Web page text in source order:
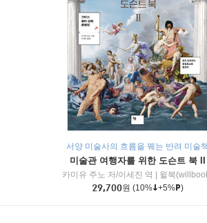
서양 미술사의 흐름을 꿰는 반려 미술
미술관 여행자를 위한 도슨트 북 II
카미유 주노 저/이세진 역
윌북
29,700원 (10% +5% )